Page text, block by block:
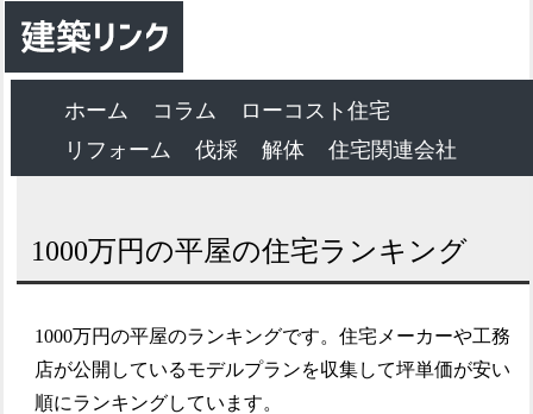
ホーム コラム
ローコスト住宅
リフォーム
伐採 解体 住宅関連会社
1000万円の平屋の住宅ランキング
1000万円の平屋のランキングです。住宅メーカーや工務
店が公開しているモデルプランを収集して坪単価が安い
順にランキングしています。